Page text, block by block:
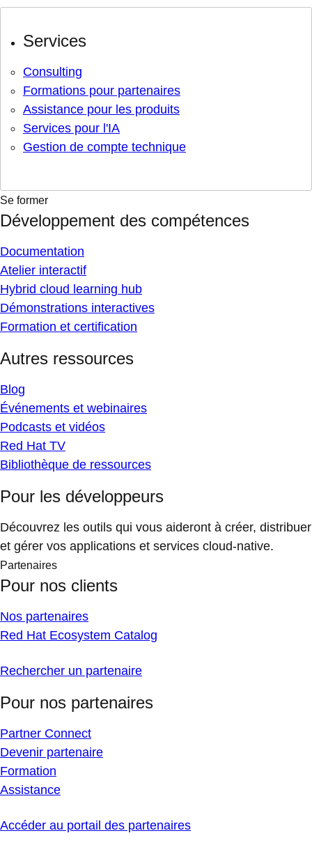
Services
Consulting
Formations pour partenaires
Assistance pour les produits
Services pour l'IA
Gestion de compte technique
Se former
Développement des compétences
Documentation
Atelier interactif
Hybrid cloud learning hub
Démonstrations interactives
Formation et certification
Autres ressources
Blog
Événements et webinaires
Podcasts et vidéos
Red Hat TV
Bibliothèque de ressources
Pour les développeurs
Découvrez les outils qui vous aideront à créer, distribuer
et gérer vos applications et services cloud-native.
Partenaires
Pour nos clients
Nos partenaires
Red Hat Ecosystem Catalog
Rechercher un partenaire
Pour nos partenaires
Partner Connect
Devenir partenaire
Formation
Assistance
Accéder au portail des partenaires